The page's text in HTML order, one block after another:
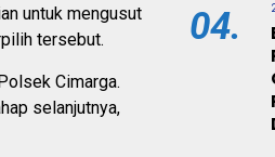
untuk mengusut
tersebut.
Cimarga.
selanjutnya,
04.